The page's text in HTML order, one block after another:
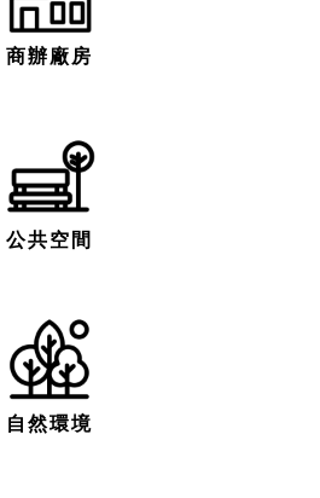
商辦廠房
公共空間
自然環境